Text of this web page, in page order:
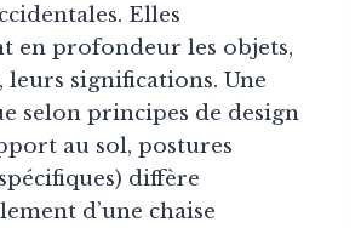
Elles
en profondeur les objets,
leurs significations. Une
selon principes de design
au sol, postures
diffère
d’une chaise